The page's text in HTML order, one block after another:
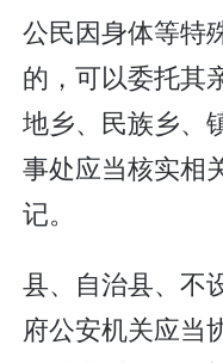
公民因身体等特
的，可以委托其
地乡、民族乡、
事处应当核实相
记。
县、自治县、不
府公安机关应当